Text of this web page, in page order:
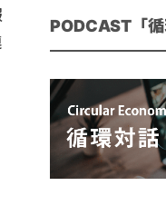
PODCAST「循